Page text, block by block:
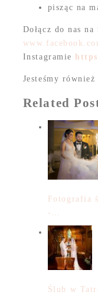
pisząc na
Dołącz do nas na
Instagramie
Jesteśmy
Related
Fotografia
-…
Ślub w